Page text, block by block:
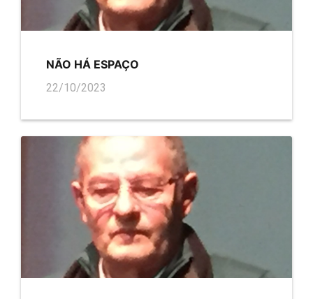
NÃO HÁ ESPAÇO
22/10/2023